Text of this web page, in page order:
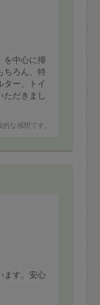
を中心に掃
ちろん、特
ター、トイ
ただきまし
ピカピカ
な感想です。
ます。安心